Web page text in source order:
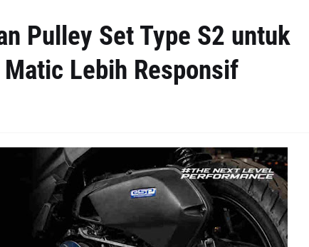
Pulley Set Type S2 untuk
Lebih Responsif